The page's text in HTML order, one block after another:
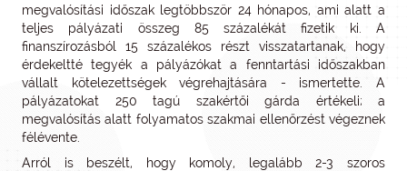
megvalósítási időszak legtöbbször 24 hónapos, ami alatt a
teljes pályázati összeg 85 százalékát fizetik ki. A
finanszírozásból 15 százalékos részt visszatartanak, hogy
érdekeltté tegyék a pályázókat a fenntartási időszakban
vállalt kötelezettségek végrehajtására - ismertette. A
pályázatokat 250 tagú szakértői gárda értékeli; a
megvalósítás alatt folyamatos szakmai ellenőrzést végeznek
félévente.
Arról is beszélt, hogy komoly, legalább 2-3 szoros